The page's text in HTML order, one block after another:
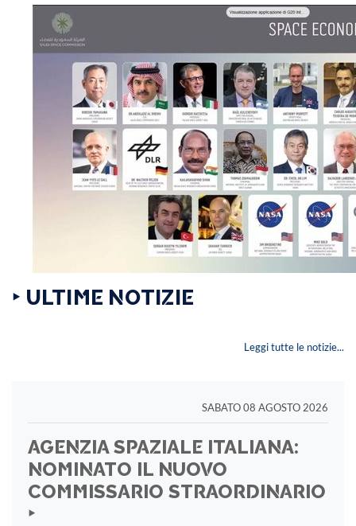
‣ ULTIME NOTIZIE
Leggi tutte le notizie...
SABATO 08 AGOSTO 2026
AGENZIA SPAZIALE ITALIANA:
NOMINATO IL NUOVO
COMMISSARIO STRAORDINARIO
‣